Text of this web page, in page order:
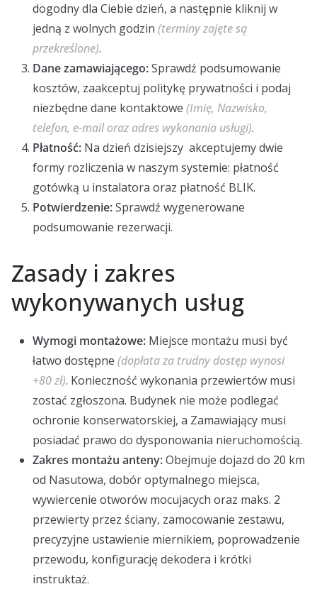
dogodny dla Ciebie dzień, a następnie kliknij w
jedną z wolnych godzin (terminy zajęte są
przekreślone).
Dane zamawiającego:Sprawdź podsumowanie
kosztów, zaakceptuj politykę prywatności i podaj
niezbędne dane kontaktowe (Imię, Nazwisko,
telefon, e-mail oraz adres wykonania usługi).
Płatność: Na dzień dzisiejszy akceptujemy dwie
formy rozliczenia w naszym systemie: płatność
gotówką u instalatora oraz płatność BLIK.
Potwierdzenie:Sprawdź wygenerowane
podsumowanie rezerwacji.
Zasady i zakres
wykonywanych usług
Wymogi montażowe: Miejsce montażu musi być
łatwo dostępne (dopłata za trudny dostęp wynosi
+80 zł). Konieczność wykonania przewiertów musi
zostać zgłoszona. Budynek nie może podlegać
ochronie konserwatorskiej, a Zamawiający musi
posiadać prawo do dysponowania nieruchomością.
Zakres montażu anteny:Obejmuje dojazd do 20 km
od Nasutowa, dobór optymalnego miejsca,
wywiercenie otworów mocujacych oraz maks. 2
przewierty przez ściany, zamocowanie zestawu,
precyzyjne ustawienie miernikiem, poprowadzenie
przewodu, konfigurację dekodera i krótki
instruktaż.